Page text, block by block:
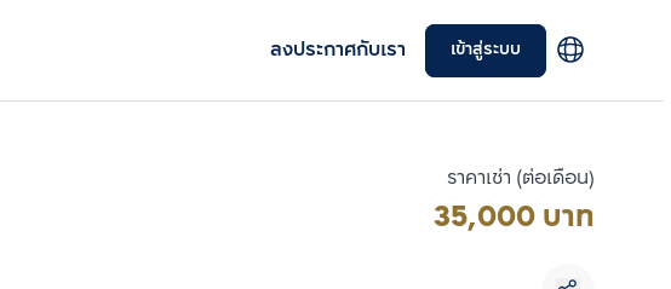
ลงประกาศกับเรา เข้าสู่ระบบ
ราคาเช่า (ต่อเดือน)
35,000 บาท